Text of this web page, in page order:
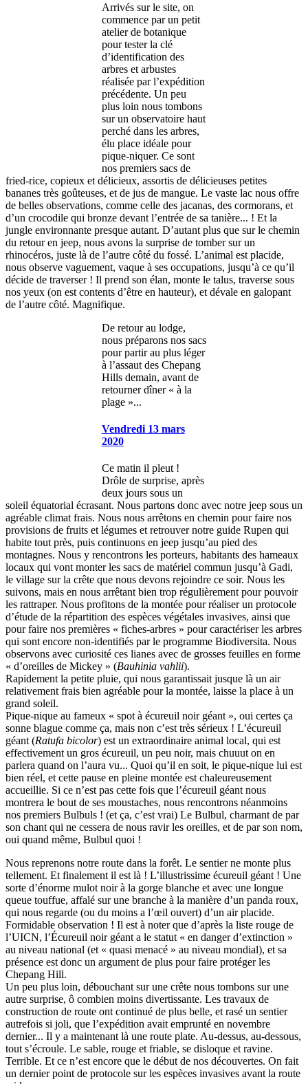
Arrivés sur le site, on
commence par un petit
atelier de botanique
pour tester la clé
d’identification des
arbres et arbustes
réalisée par l’expédition
précédente. Un peu
plus loin nous tombons
sur un observatoire haut
perché dans les arbres,
élu place idéale pour
pique-niquer. Ce sont
nos premiers sacs de
fried-rice, copieux et délicieux, assortis de délicieuses petites
bananes très goûteuses, et de jus de mangue. Le vaste lac nous offre
de belles observations, comme celle des jacanas, des cormorans, et
d’un crocodile qui bronze devant l’entrée de sa tanière... ! Et la
jungle environnante presque autant. D’autant plus que sur le chemin
du retour en jeep, nous avons la surprise de tomber sur un
rhinocéros, juste là de l’autre côté du fossé. L’animal est placide,
nous observe vaguement, vaque à ses occupations, jusqu’à ce qu’il
décide de traverser ! Il prend son élan, monte le talus, traverse sous
nos yeux (on est contents d’être en hauteur), et dévale en galopant
de l’autre côté. Magnifique.
De retour au lodge,
nous préparons nos sacs
pour partir au plus léger
à l’assaut des Chepang
Hills demain, avant de
retourner dîner « à la
plage »...
Vendredi 13 mars
2020
Ce matin il pleut !
Drôle de surprise, après
deux jours sous un
soleil équatorial écrasant. Nous partons donc avec notre jeep sous un
agréable climat frais. Nous nous arrêtons en chemin pour faire nos
provisions de fruits et légumes et retrouver notre guide Rupen qui
habite tout près, puis continuons en jeep jusqu’au pied des
montagnes. Nous y rencontrons les porteurs, habitants des hameaux
locaux qui vont monter les sacs de matériel commun jusqu’à Gadi,
le village sur la crête que nous devons rejoindre ce soir. Nous les
suivons, mais en nous arrêtant bien trop régulièrement pour pouvoir
les rattraper. Nous profitons de la montée pour réaliser un protocole
d’étude de la répartition des espèces végétales invasives, ainsi que
pour faire nos premières « fiches-arbres » pour caractériser les arbres
qui sont encore non-identifiés par le programme Biodiversita. Nous
observons avec curiosité ces lianes avec de grosses feuilles en forme
« d’oreilles de Mickey » (Bauhinia vahlii).
Rapidement la petite pluie, qui nous garantissait jusque là un air
relativement frais bien agréable pour la montée, laisse la place à un
grand soleil.
Pique-nique au fameux « spot à écureuil noir géant », oui certes ça
sonne blague comme ça, mais non c’est très sérieux ! L’écureuil
géant (Ratufa bicolor) est un extraordinaire animal local, qui est
effectivement un gros écureuil, un peu noir, mais chuuut on en
parlera quand on l’aura vu... Quoi qu’il en soit, le pique-nique lui est
bien réel, et cette pause en pleine montée est chaleureusement
accueillie. Si ce n’est pas cette fois que l’écureuil géant nous
montrera le bout de ses moustaches, nous rencontrons néanmoins
nos premiers Bulbuls ! (et ça, c’est vrai) Le Bulbul, charmant de par
son chant qui ne cessera de nous ravir les oreilles, et de par son nom,
oui quand même, Bulbul quoi !
Nous reprenons notre route dans la forêt. Le sentier ne monte plus
tellement. Et finalement il est là ! L’illustrissime écureuil géant ! Une
sorte d’énorme mulot noir à la gorge blanche et avec une longue
queue touffue, affalé sur une branche à la manière d’un panda roux,
qui nous regarde (ou du moins a l’œil ouvert) d’un air placide.
Formidable observation ! Il est à noter que d’après la liste rouge de
l’UICN, l’Écureuil noir géant a le statut « en danger d’extinction »
au niveau national (et « quasi menacé » au niveau mondial), et sa
présence est donc un argument de plus pour faire protéger les
Chepang Hill.
Un peu plus loin, débouchant sur une crête nous tombons sur une
autre surprise, ô combien moins divertissante. Les travaux de
construction de route ont continué de plus belle, et rasé un sentier
autrefois si joli, que l’expédition avait emprunté en novembre
dernier... Il y a maintenant là une route plate. Au-dessus, au-dessous,
tout s’écroule. Le sable, rouge et friable, se disloque et ravine.
Terrible. Et ce n’est encore que le début de nos découvertes. On fait
un dernier point de protocole sur les espèces invasives avant la route